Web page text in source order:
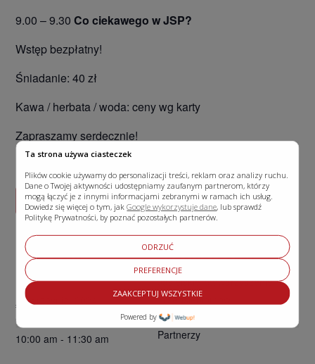
Ta strona używa ciasteczek
Plików cookie używamy do personalizacji treści, reklam oraz analizy ruchu.
Dane o Twojej aktywności udostępniamy zaufanym partnerom, którzy
mogą łączyć je z innymi informacjami zebranymi w ramach ich usług.
Dowiedz się więcej o tym, jakGoogle wykorzystuje dane, lub sprawdź
Politykę Prywatności, by poznać pozostałych partnerów.
ODRZUĆ
PREFERENCJE
ZAAKCEPTUJ WSZYSTKIE
Powered by
9.00 – 9.30Co ciekawego w JSP?
Wstęp bezpłatny!
Śniadanie: 40 zł
Kawa / herbata / woda: ceny wg karty
Zapraszamy serdecznie!
Dodaj do kalendarza
SZCZEGÓŁY
Data:
19 września, 2024
Czas:
10:00 am - 11:30 am
ORGANIZATORZY
Jasielskie Stowarzyszenie
Przedsiębiorców
KPP Kancelaria Pabian i
Partnerzy